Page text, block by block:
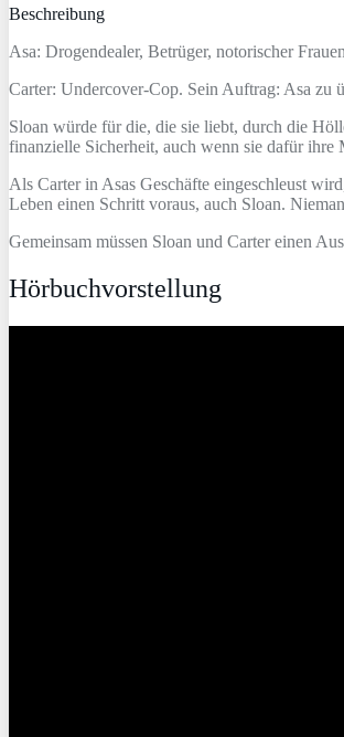
Beschreibung
Asa: Drogendealer, Betrüger, notorischer
Carter: Undercover-Cop. Sein Auftrag: Asa zu
Sloan würde für die, die sie liebt, durch die
finanzielle Sicherheit, auch wenn sie dafür ihre
Als Carter in Asas Geschäfte eingeschleust
Leben einen Schritt voraus, auch Sloan.
Gemeinsam müssen Sloan und Carter einen
Hörbuchvorstellung